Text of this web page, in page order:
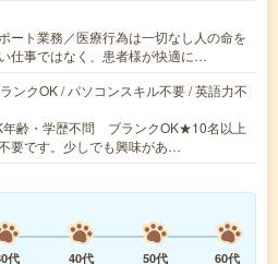
ート業務／医療行為は一切なし人の命を
仕事ではなく、患者様が快適に…
ンクOK / パソコンスキル不要 / 英語力不
年齢・学歴不問 ブランクOK★10名以上
要です。少しでも興味があ…
代 40代 50代 60代